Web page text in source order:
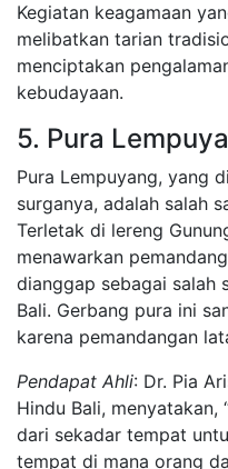
Kegiatan keagamaan
melibatkan tarian
menciptakan
kebudayaan.
5. Pura
Pura Lempuyang, yang
surganya, adalah salah
Terletak di lereng
menawarkan
dianggap sebagai salah
Bali. Gerbang pura ini
karena pemandangan
Pendapat Ahli: Dr. Pia
Hindu Bali, menyatakan,
dari sekadar tempat
tempat di mana orang